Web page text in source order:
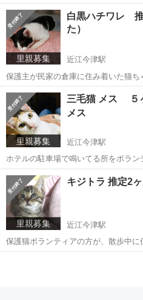
かり、この猫が残りました。 飼い主不在確認済み。 とても大人しく人
懐っこくて、もふもふの子犬みたい
しない...
滋賀 高島市 近江今津駅
里親募集
白黒ハチワレ
た）
近江今津駅
保護主が民家の倉庫に住み着いた猫
が、 住民の反対もあり、元の場所に戻せないとのことで、 代理で里親
募集をすることにしました。 飼い主不在確認済み 大人しく、人懐っこ
いがやや...
滋賀 高島市 近江今津駅
里親募集
三毛猫 メス ５
メス
近江今津駅
ホテルの駐車場で鳴いてる所をボラ
飼い主不在確認済みです。 元気でよく遊びます！ 人馴れしています。
食欲旺盛で何でも食べます。 トイレ
です。...
滋賀 高島市 近江今津駅
里親募集
キジトラ 推定2
近江今津駅
保護猫ボランティアの方が、散歩中に保護され
認済み とても人懐っこく、活発な男の子です(*^^*) 先住猫にちょっか